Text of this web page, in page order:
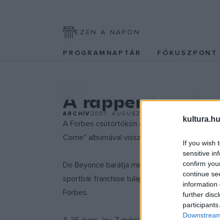
If you wish
sensitive
confirm
continue
information
further
EZEN A NAPON
PROGRAMNAPTÁR FÓKUSZPONT
A rapper Jay-Z
ARCHÍV2007. AUGUSZTUS 20.
A Forbes csütörtökön azt mondta, hogy Jay-
Come" albumával visszatért a zene világába.
De Beyonce barátja mindezt nem ezzel
sportbár franchise tulajdonosa és a
Forbes.